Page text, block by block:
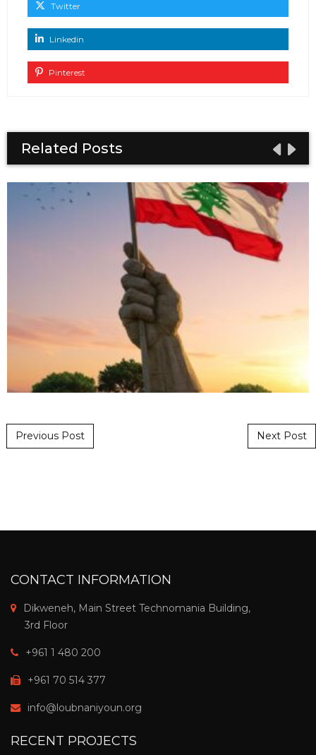
Twitter
Linkedin
Pinterest
Related Posts
Post navigation
Previous Post Next Post
CONTACT INFORMATION
Dikweneh, Main Street Technomania Building,
3rd Floor
+961 1 480 200
+961 70 514 377
info@loubnaniyoun.org
RECENT PROJECTS